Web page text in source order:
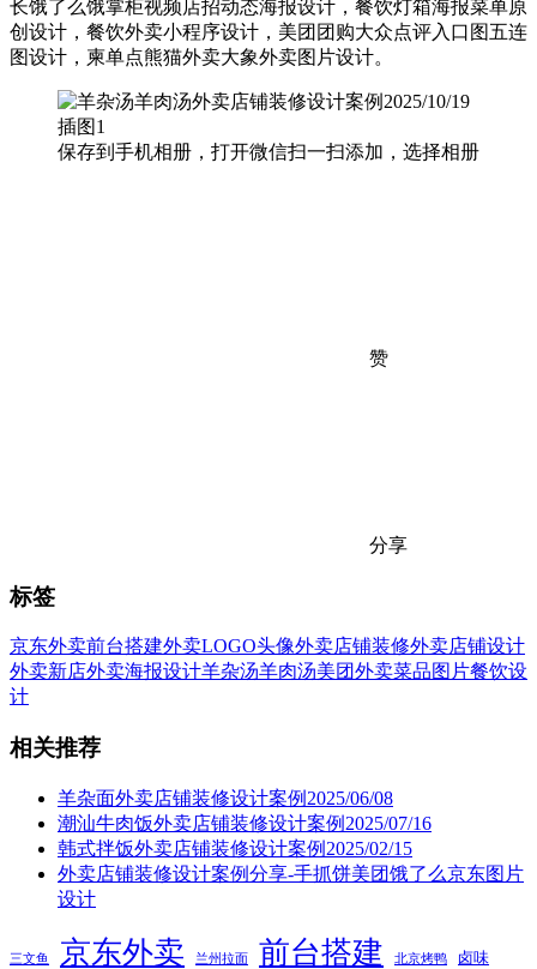
长饿了么饿掌柜视频店招动态海报设计，餐饮灯箱海报菜单原
创设计，餐饮外卖小程序设计，美团团购大众点评入口图五连
图设计，柬单点熊猫外卖大象外卖图片设计。
保存到手机相册，打开微信扫一扫添加，选择相册
赞
分享
标签
京东外卖前台搭建外卖LOGO头像外卖店铺装修外卖店铺设计
外卖新店外卖海报设计羊杂汤羊肉汤美团外卖菜品图片餐饮设
计
相关推荐
羊杂面外卖店铺装修设计案例2025/06/08
潮汕牛肉饭外卖店铺装修设计案例2025/07/16
韩式拌饭外卖店铺装修设计案例2025/02/15
外卖店铺装修设计案例分享-手抓饼美团饿了么京东图片
设计
三文鱼 京东外卖 兰州拉面 前台搭建 北京烤鸭 卤味